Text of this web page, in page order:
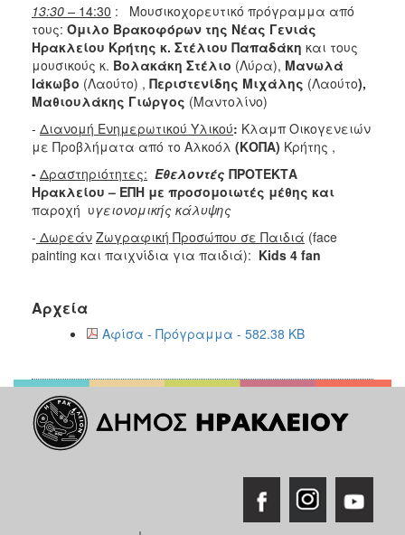
13:30 – 14:30 : Μουσικοχορευτικό πρόγραμμα από
τους: Όμιλο Βρακοφόρων της Νέας Γενιάς
Ηρακλείου Κρήτης κ. Στέλιου Παπαδάκη και τους
μουσικούς κ. Βολακάκη Στέλιο (Λύρα), Μανωλά
Ιάκωβο (Λαούτο) , Περιστενίδης Μιχάλης (Λαούτο),
Μαθιουλάκης Γιώργος (Μαντολίνο)
- Διανομή Ενημερωτικού Υλικού: Κλαμπ Οικογενειών
με Προβλήματα από το Αλκοόλ (ΚΟΠΑ) Κρήτης ,
- Δραστηριότητες: Εθελοντές ΠΡΟΤΕΚΤΑ
Ηρακλείου – ΕΠΗ με προσομοιωτές μέθης και
παροχή υγειονομικής κάλυψης
- Δωρεάν Ζωγραφική Προσώπου σε Παιδιά (face
painting και παιχνίδια για παιδιά): Kids 4 fan
Αρχεία
Αφίσα - Πρόγραμμα - 582.38 KB